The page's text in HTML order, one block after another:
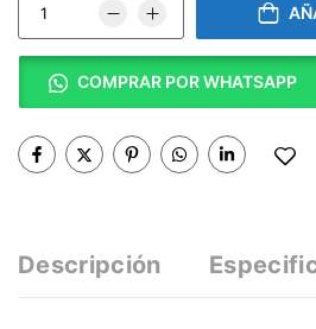
COMPRAR POR WHATSAPP
Descripción